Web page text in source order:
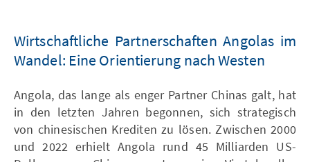
Wirtschaftliche Partnerschaften Angolas im
Wandel: Eine Orientierung nach Westen
Angola, das lange als enger Partner Chinas galt, hat
in den letzten Jahren begonnen, sich strategisch
von chinesischen Krediten zu lösen. Zwischen 2000
und 2022 erhielt Angola rund 45 Milliarden US-